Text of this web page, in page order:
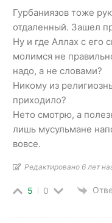
Гурбаниязов тоже
отдаленный. Зашел
Ну и где Аллах с его
молимся не
надо, а не словами?
Никому из
приходило?
Нето смотрю, а
лишь мусульмане
вовсе.
Редактировано 6 лет
5 0